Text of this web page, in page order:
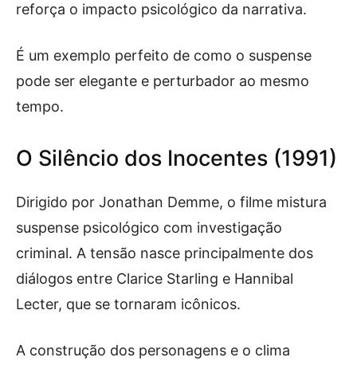
reforça o impacto psicológico da narrativa.
É um exemplo perfeito de como o suspense
pode ser elegante e perturbador ao mesmo
tempo.
O Silêncio dos Inocentes (1991)
Dirigido por Jonathan Demme, o filme mistura
suspense psicológico com investigação
criminal. A tensão nasce principalmente dos
diálogos entre Clarice Starling e Hannibal
Lecter, que se tornaram icônicos.
A construção dos personagens e o clima